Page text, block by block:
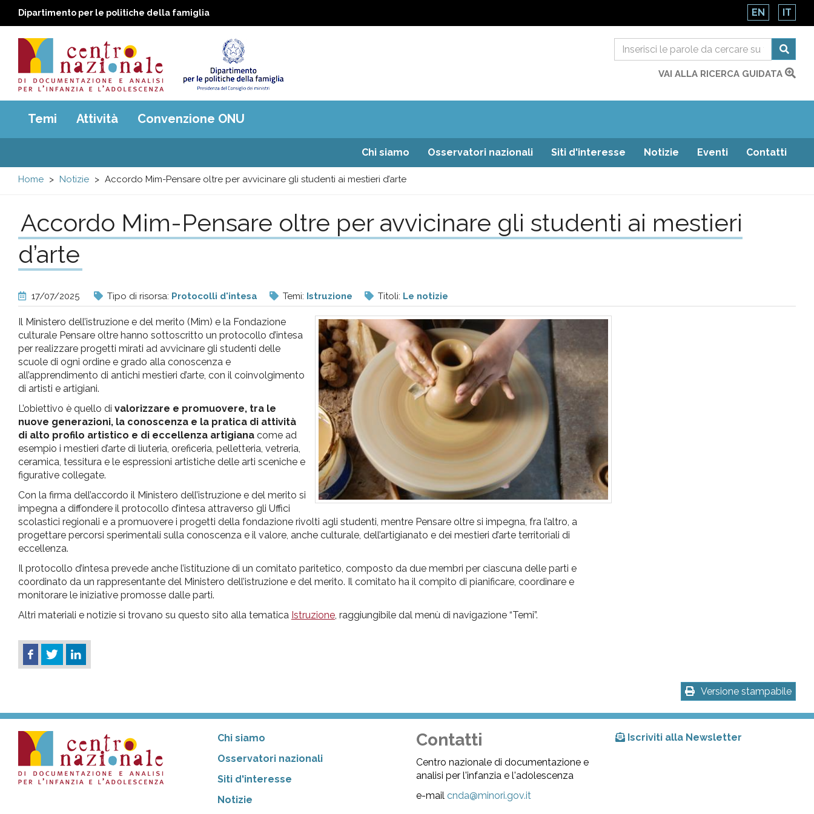
Dipartimento per le politiche della famiglia EN IT
Centro
nazionale
di
e
analisi
pr
l'infanzia
e
l'adolescenza
VAI ALLA RICERCA GUIDATA
Main
menu
Temi Attività Convenzione ONU
Chi siamo Osservatori nazionali Siti d'interesse Notizie Eventi Contatti
Home Notizie Accordo Mim-Pensare oltre per avvicinare gli studenti ai mestieri d’arte
Accordo Mim-Pensare oltre per avvicinare gli studenti ai mestieri
d’arte
17/07/2025 Tipo di risorsa: Protocolli d'intesa Temi: Istruzione Titoli: Le notizie
Il Ministero dell’istruzione e del merito (Mim) e la Fondazione
culturale Pensare oltre hanno sottoscritto un protocollo d’intesa
per realizzare progetti mirati ad avvicinare gli studenti delle
scuole di ogni ordine e grado alla conoscenza e
all’apprendimento di antichi mestieri d’arte, con il coinvolgimento
di artisti e artigiani.
L’obiettivo è quello di valorizzare e promuovere, tra le
nuove generazioni, la conoscenza e la pratica di attività
di alto profilo artistico e di eccellenza artigiana come ad
esempio i mestieri d’arte di liuteria, oreficeria, pelletteria, vetreria,
ceramica, tessitura e le espressioni artistiche delle arti sceniche e
figurative collegate.
Con la firma dell’accordo il Ministero dell’istruzione e del merito si
impegna a diffondere il protocollo d’intesa attraverso gli Uffici
scolastici regionali e a promuovere i progetti della fondazione rivolti agli studenti, mentre Pensare oltre si impegna, fra l’altro, a
progettare percorsi sperimentali sulla conoscenza e il valore, anche culturale, dell’artigianato e dei mestieri d’arte territoriali di
eccellenza.
Il protocollo d’intesa prevede anche l’istituzione di un comitato paritetico, composto da due membri per ciascuna delle parti e
coordinato da un rappresentante del Ministero dell’istruzione e del merito. Il comitato ha il compito di pianificare, coordinare e
monitorare le iniziative promosse dalle parti.
Altri materiali e notizie si trovano su questo sito alla tematica Istruzione , raggiungibile dal menù di navigazione “Temi”.
Versione stampabile
Chi siamo
Osservatori nazionali
Siti d'interesse
Notizie
Contatti
Centro nazionale di documentazione e
analisi per l'infanzia e l'adolescenza
e-mailcnda@minori.gov.it
Iscriviti alla Newsletter